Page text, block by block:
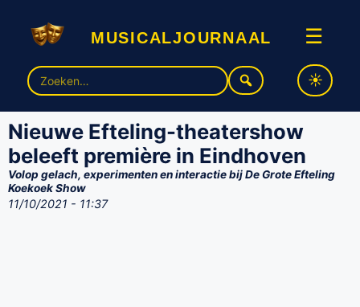
musicaljournaal ☰
Zoek
naar:
Nieuwe Efteling-theatershow
beleeft première in Eindhoven
Volop gelach, experimenten en interactie bij De Grote Efteling
Koekoek Show
11/10/2021 - 11:37